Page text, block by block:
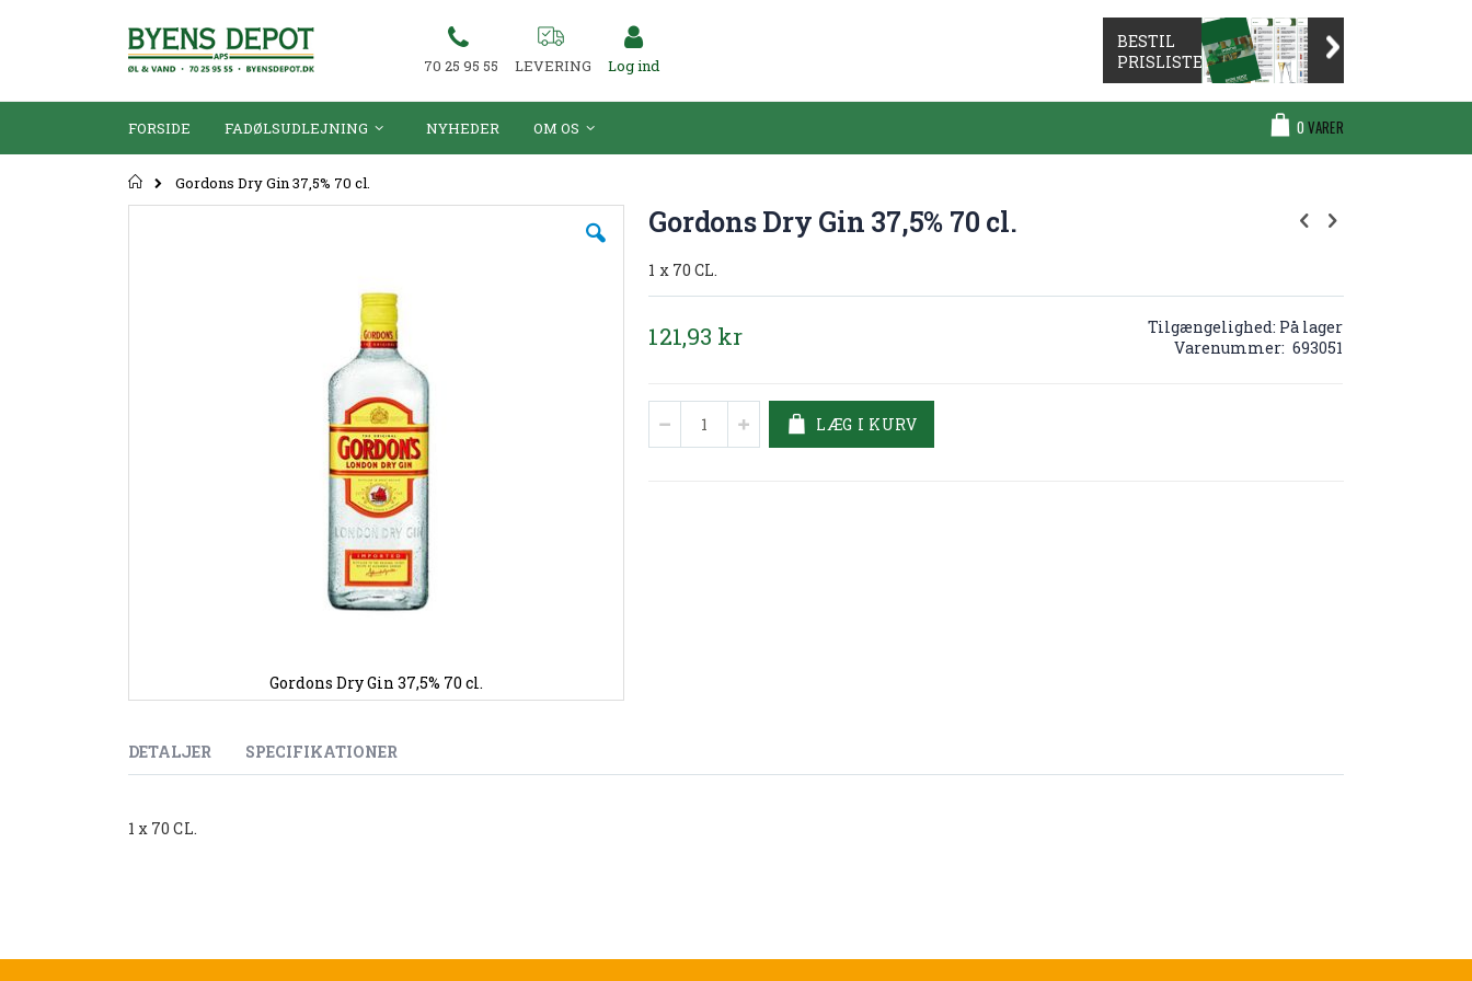
0 VARER
70 25 95 55 LEVERING Log ind
BESTIL
PRISLISTE
FORSIDE FADØLSUDLEJNING NYHEDER OM OS
Forsiden
Gordons Dry Gin 37,5% 70 cl.
Gordons Dry Gin 37,5% 70 cl.
starten
af
Gordons Dry Gin 37,5% 70 cl.
1 x 70 CL.
121,93 kr Tilgængelighed: På lager
Varenummer 693051
LÆG I KURV
DETALJER
1 x 70 CL.
SPECIFIKATIONER